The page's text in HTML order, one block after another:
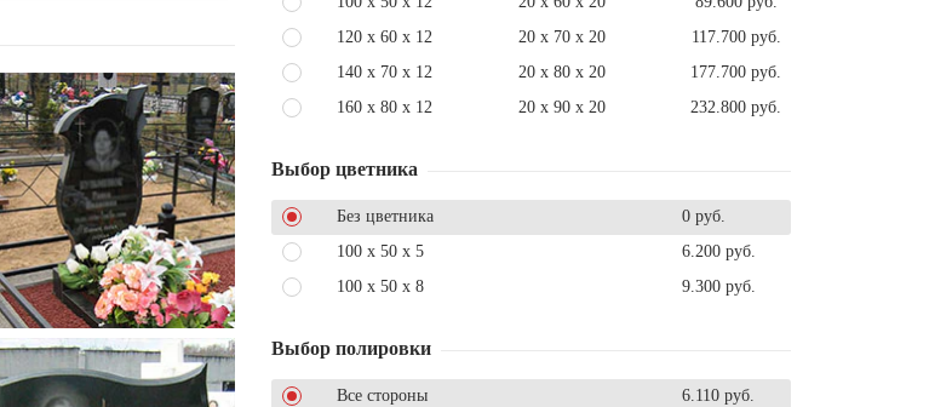
120 x 60 x 12
20 x 70 x 20
117.700 руб.
140 x 70 x 12
20 x 80 x 20
177.700 руб.
160 x 80 x 12
20 x 90 x 20 232.800 руб.
Выбор цветника
Без цветника
0 руб.
100 x 50 x 5
6.200 руб.
100 x 50 x 8
9.300 руб.
Выбор полировки
Все стороны
6.110 руб.